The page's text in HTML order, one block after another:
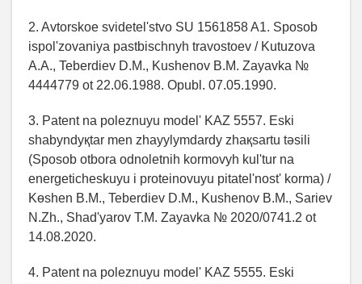
2. Avtorskoe svidetel'stvo SU 1561858 A1. Sposob
ispol'zovaniya pastbischnyh travostoev / Kutuzova
A.A., Teberdiev D.M., Kushenov B.M. Zayavka №
4444779 ot 22.06.1988. Opubl. 07.05.1990.
3. Patent na poleznuyu model' KAZ 5557. Eskі
shabyndyқtar men zhayylymdardy zhaқsartu tәsіlі
(Sposob otbora odnoletnih kormovyh kul'tur na
energeticheskuyu i proteinovuyu pitatel'nost' korma) /
Kөshen B.M., Teberdiev D.M., Kushenov B.M., Sariev
N.Zh., Shad'yarov T.M. Zayavka № 2020/0741.2 ot
14.08.2020.
4. Patent na poleznuyu model' KAZ 5555. Eskі